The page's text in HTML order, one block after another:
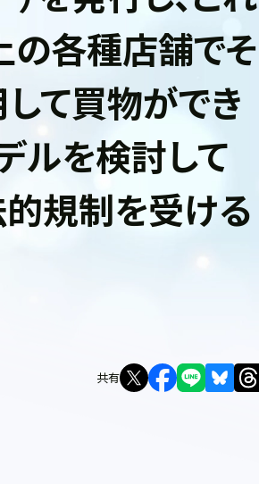
の各種店舗でそ
て買物ができ
ルを検討して
的規制を受ける
共有